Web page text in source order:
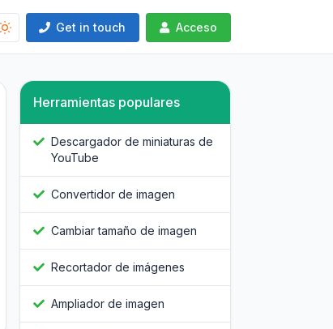
Get in touch Acceso
Herramientas populares
Descargador de miniaturas de
YouTube
Convertidor de imagen
Cambiar tamaño de imagen
Recortador de imágenes
Ampliador de imagen